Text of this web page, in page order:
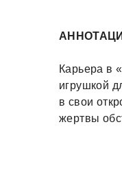
Карьера в
игрушкой
в свои
жертвы